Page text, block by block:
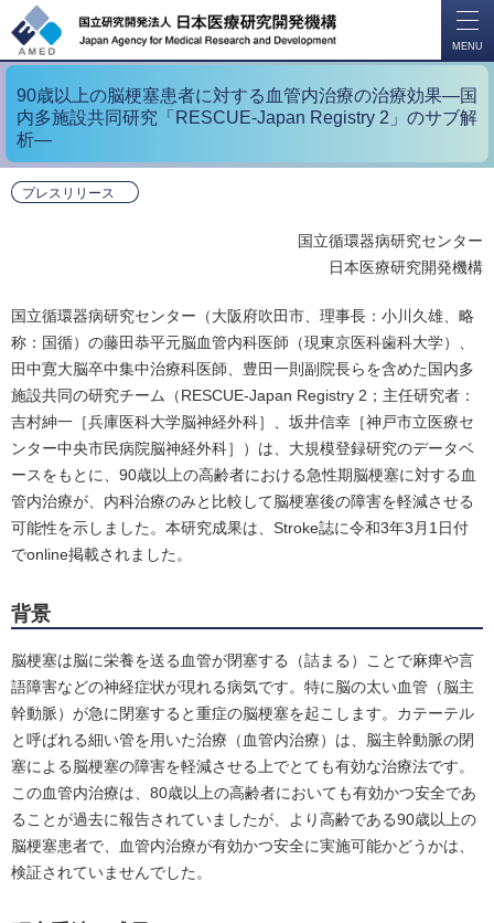
MENU
90歳以上の脳梗塞患者に対する血管内治療の治療効果―国
内多施設共同研究「RESCUE-Japan Registry 2」のサブ解
析―
プレスリリース
国立循環器病研究センター
日本医療研究開発機構
国立循環器病研究センター（大阪府吹田市、理事長：小川久雄、略
称：国循）の藤田恭平元脳血管内科医師（現東京医科歯科大学）、
田中寛大脳卒中集中治療科医師、豊田一則副院長らを含めた国内多
施設共同の研究チーム（RESCUE-Japan Registry 2；主任研究者：
吉村紳一［兵庫医科大学脳神経外科］、坂井信幸［神戸市立医療セ
ンター中央市民病院脳神経外科］）は、大規模登録研究のデータベ
ースをもとに、90歳以上の高齢者における急性期脳梗塞に対する血
管内治療が、内科治療のみと比較して脳梗塞後の障害を軽減させる
可能性を示しました。本研究成果は、Stroke誌に令和3年3月1日付
でonline掲載されました。
背景
脳梗塞は脳に栄養を送る血管が閉塞する（詰まる）ことで麻痺や言
語障害などの神経症状が現れる病気です。特に脳の太い血管（脳主
幹動脈）が急に閉塞すると重症の脳梗塞を起こします。カテーテル
と呼ばれる細い管を用いた治療（血管内治療）は、脳主幹動脈の閉
塞による脳梗塞の障害を軽減させる上でとても有効な治療法です。
この血管内治療は、80歳以上の高齢者においても有効かつ安全であ
ることが過去に報告されていましたが、より高齢である90歳以上の
脳梗塞患者で、血管内治療が有効かつ安全に実施可能かどうかは、
検証されていませんでした。